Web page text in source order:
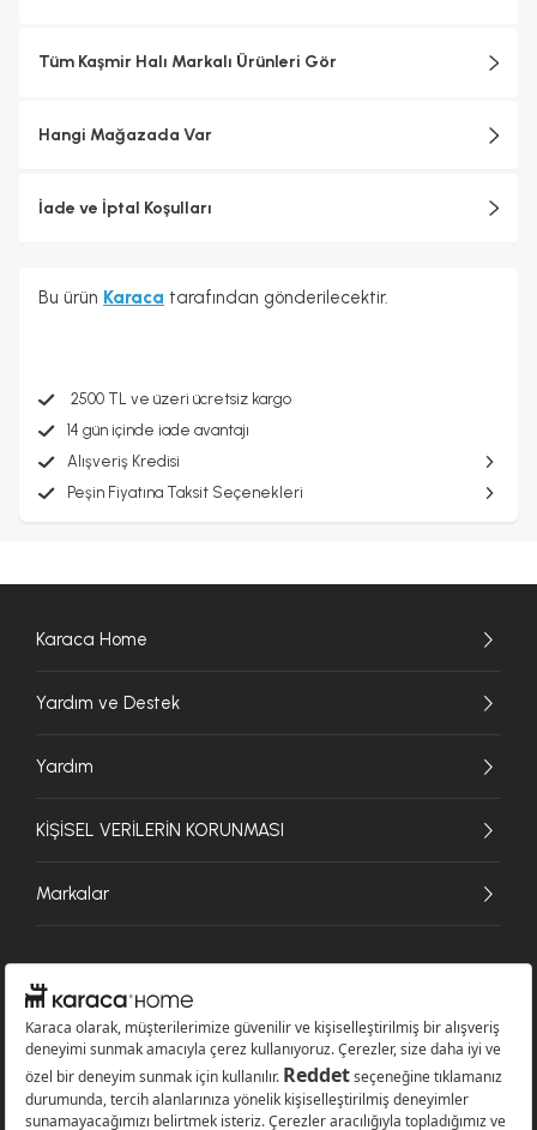
Tüm Kaşmir Halı Markalı Ürünleri Gör
Hangi Mağazada Var
İade ve İptal Koşulları
Bu ürün Karaca tarafından gönderilecektir.
2500 TL ve üzeri ücretsiz kargo
14 gün içinde iade avantajı
Alışveriş Kredisi
Peşin Fiyatına Taksit Seçenekleri
Karaca Home
Yardım ve Destek
Yardım
KİŞİSEL VERİLERİN KORUNMASI
Markalar